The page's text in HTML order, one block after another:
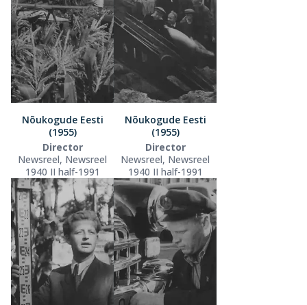
Nõukogude Eesti
(1955)
Director
Newsreel, Newsreel
1940 II half-1991
Nõukogude Eesti
(1955)
Director
Newsreel, Newsreel
1940 II half-1991